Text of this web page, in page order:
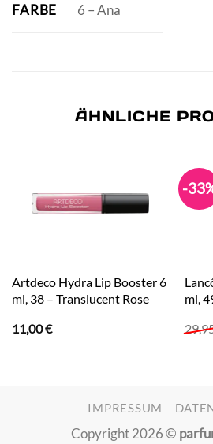
FARBE 6 – Ana
ÄHNLICHE
Artdeco Hydra Lip Booster 6
ml, 38 – Translucent Rose
11,00€
-
ml,
IMPRESSUM
Copyright 2026 ©